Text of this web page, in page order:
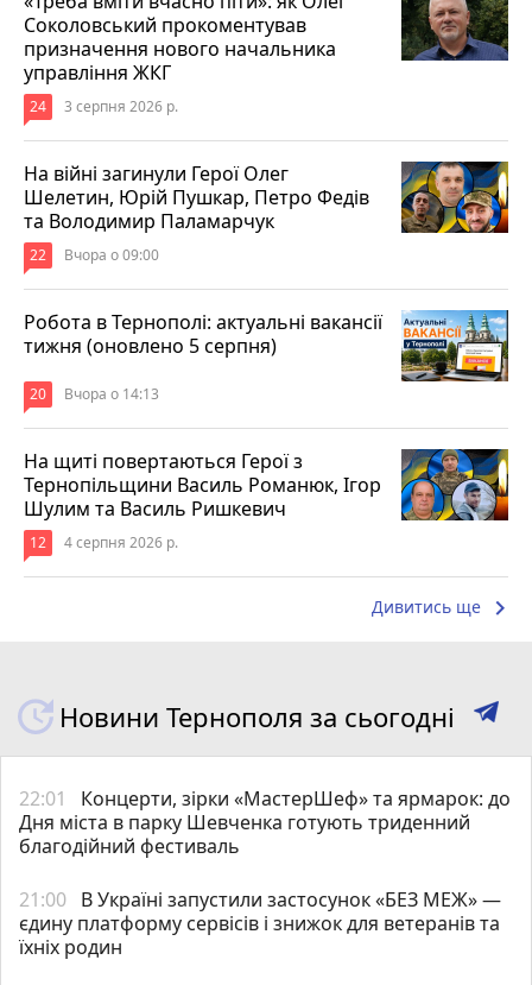
Соколовський прокоментував
призначення нового начальника
управління ЖКГ
24 3 серпня 2026 р.
На війні загинули Герої Олег
Шелетин, Юрій Пушкар, Петро Федів
та Володимир Паламарчук
22 Вчора о 09:00
Робота в Тернополі: актуальні вакансії
тижня (оновлено 5 серпня)
20 Вчора о 14:13
На щиті повертаються Герої з
Тернопільщини Василь Романюк, Ігор
Шулим та Василь Ришкевич
12 4 серпня 2026 р.
Дивитись ще keyboard_arrow_right
Новини Тернополя за сьогодні
22:01
Концерти, зірки «МастерШеф» та ярмарок: до
Дня міста в парку Шевченка готують триденний
благодійний фестиваль
21:00 В Україні запустили застосунок «БЕЗ МЕЖ» —
єдину платформу сервісів і знижок для ветеранів та
їхніх родин